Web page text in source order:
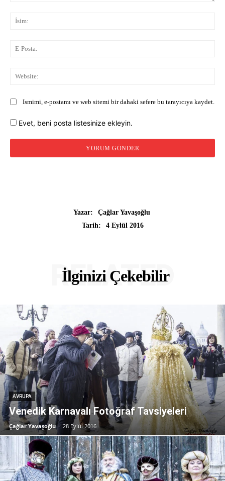
Ismimi, e-postamı ve web sitemi bir dahaki sefere bu tarayıcıya kaydet.
Evet, beni posta listesinize ekleyin.
Yazar:
Çağlar Yavaşoğlu
Tarih:
4 Eylül 2016
İlginizi Çekebilir
RELATED
AVRUPA
Venedik Karnavalı Fotoğraf Tavsiyeleri
Çağlar Yavaşoğlu - 28 Eylül 2016